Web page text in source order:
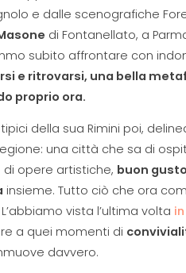
e dalle scenografiche
di Fontanellato, a
subito affrontare con
e ritrovarsi, una bella
proprio ora.
della sua Rimini poi,
una città che sa di
di opere artistiche, buon
insieme. Tutto ciò che ora
vista l’ultima volta
a quei momenti di
davvero.